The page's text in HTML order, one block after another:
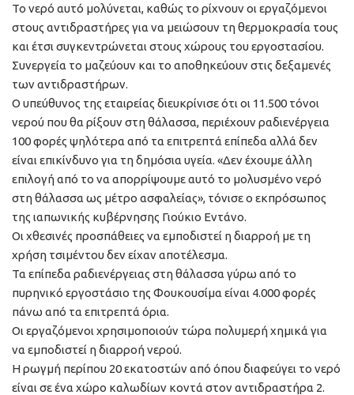
Το νερό αυτό μολύνεται, καθώς το ρίχνουν οι εργαζόμενοι
στους αντιδραστήρες για να μειώσουν τη θερμοκρασία τους
και έτσι συγκεντρώνεται στους χώρους του εργοστασίου.
Συνεργεία το μαζεύουν και το αποθηκεύουν στις δεξαμενές
των αντιδραστήρων.
Ο υπεύθυνος της εταιρείας διευκρίνισε ότι οι 11.500 τόνοι
νερού που θα ρίξουν στη θάλασσα, περιέχουν ραδιενέργεια
100 φορές ψηλότερα από τα επιτρεπτά επίπεδα αλλά δεν
είναι επικίνδυνο για τη δημόσια υγεία. «Δεν έχουμε άλλη
επιλογή από το να απορρίψουμε αυτό το μολυσμένο νερό
στη θάλασσα ως μέτρο ασφαλείας», τόνισε ο εκπρόσωπος
της ιαπωνικής κυβέρνησης Γιούκιο Εντάνο.
Οι χθεσινές προσπάθειες να εμποδιστεί η διαρροή με τη
χρήση τσιμέντου δεν είχαν αποτέλεσμα.
Τα επίπεδα ραδιενέργειας στη θάλασσα γύρω από το
πυρηνικό εργοστάσιο της Φουκουσίμα είναι 4.000 φορές
πάνω από τα επιτρεπτά όρια.
Οι εργαζόμενοι χρησιμοποιούν τώρα πολυμερή χημικά για
να εμποδιστεί η διαρροή νερού.
Η ρωγμή περίπου 20 εκατοστών από όπου διαφεύγει το νερό
είναι σε ένα χώρο καλωδίων κοντά στον αντιδραστήρα 2.